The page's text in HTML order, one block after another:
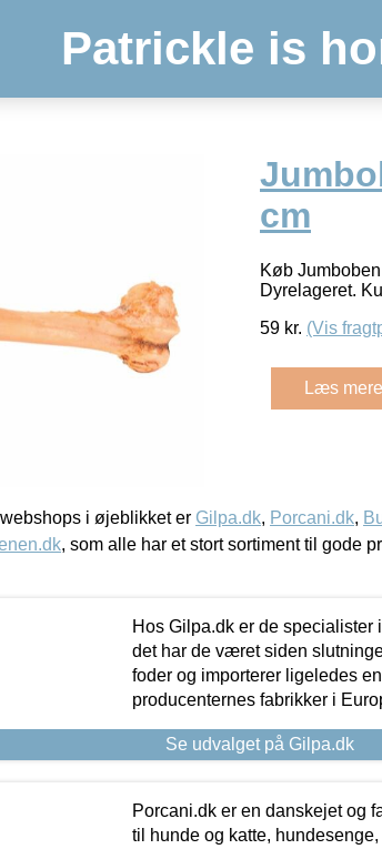
Patrickle is
cm
Køb
Dyrelageret.
59 kr. (Vis
Læs
i øjeblikket er Gilpa.dk, Porcani.dk,
, som alle har et stort sortiment til gode
Hos Gilpa.dk er de specialister
det har de været siden
foder og importerer ligeledes
producenternes fabrikker i
Se udvalget på Gilpa.dk
Porcani.dk er en danskejet og
til hunde og katte,